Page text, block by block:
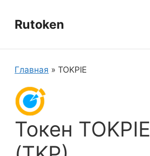
содержимому
Rutoken
Главная » TOKPIE
Токен TOKPIE